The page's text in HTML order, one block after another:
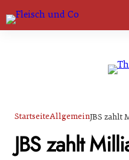
Marktführer
StartseiteAllgemeinJBS zahlt
JBS zahlt